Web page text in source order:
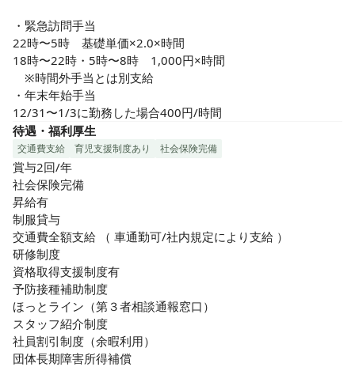
・緊急訪問手当
22時〜5時　基礎単価×2.0×時間
18時〜22時・5時〜8時　1,000円×時間
※時間外手当とは別支給
・年末年始手当
12/31〜1/3に勤務した場合400円/時間
待遇・福利厚生
交通費支給 育児支援制度あり 社会保険完備
賞与2回/年
社会保険完備
昇給有
制服貸与
交通費全額支給 （ 車通勤可/社内規定により支給 ）
研修制度
資格取得支援制度有
予防接種補助制度
ほっとライン（第３者相談通報窓口）
スタッフ紹介制度
社員割引制度（余暇利用）
団体長期障害所得補償